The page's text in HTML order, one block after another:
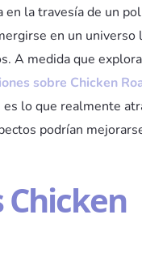
en la travesía de un
en un universo
A medida que
sobre Chicken
lo que realmente
podrían
Chicken